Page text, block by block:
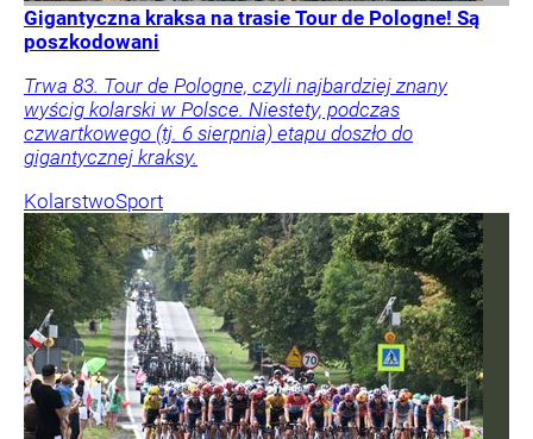
Gigantyczna kraksa na trasie Tour de Pologne! Są
poszkodowani
Trwa 83. Tour de Pologne, czyli najbardziej znany
wyścig kolarski w Polsce. Niestety, podczas
czwartkowego (tj. 6 sierpnia) etapu doszło do
gigantycznej kraksy.
KolarstwoSport